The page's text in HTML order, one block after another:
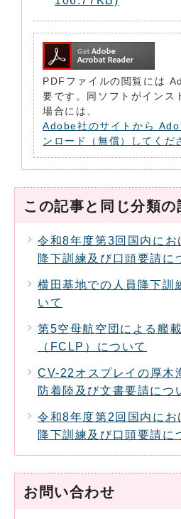
PDFファイルの閲覧には
要です。同ソフトがインス
場合には、
Adobe社のサイトから
ンロード（無償）してくだ
この記事と同じ分類の
令和8年度第3回国内にお
降下訓練及び口頭要請に
横田基地での人員降下訓
いて
第5空母航空団による艦
（FCLP）について
CV-22オスプレイの厚木
防着陸及び文書要請につ
令和8年度第2回国内にお
降下訓練及び口頭要請に
お問い合わせ